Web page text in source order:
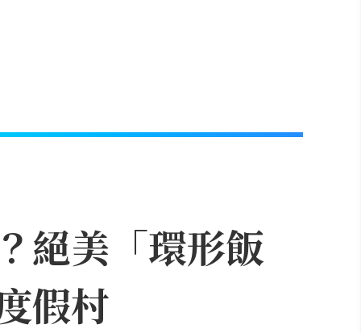
絕美「環形飯
假村